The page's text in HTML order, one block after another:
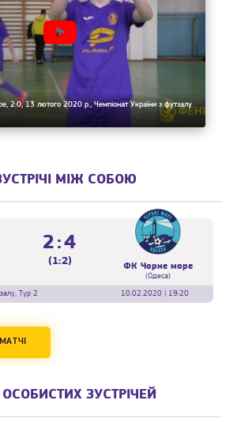
2:0, 13 лютого 2020 р., Чемпіонат України з футзалу
МІЖ СОБОЮ
2:4
(1:2) ФК Чорне море
(Одеса)
Тур 2
10.02.2020 | 19:20
ЗУСТРІЧЕЙ